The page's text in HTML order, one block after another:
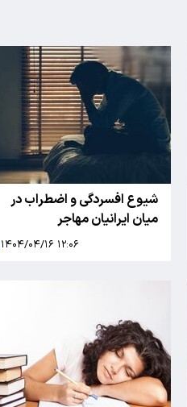
شیوع افسردگی و اضطراب در
میان ایرانیان مهاجر
۱۴۰۴/۰۴/۱۶ ۱۲:۰۶